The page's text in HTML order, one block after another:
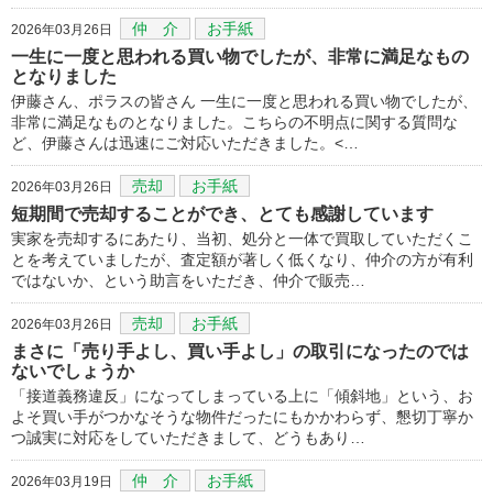
2026年03月26日 仲 介 お手紙
一生に一度と思われる買い物でしたが、非常に満足なもの
となりました
伊藤さん、ポラスの皆さん 一生に一度と思われる買い物でしたが、
非常に満足なものとなりました。こちらの不明点に関する質問な
ど、伊藤さんは迅速にご対応いただきました。<…
2026年03月26日 売却 お手紙
短期間で売却することができ、とても感謝しています
実家を売却するにあたり、当初、処分と一体で買取していただくこ
とを考えていましたが、査定額が著しく低くなり、仲介の方が有利
ではないか、という助言をいただき、仲介で販売…
2026年03月26日 売却 お手紙
まさに「売り手よし、買い手よし」の取引になったのでは
ないでしょうか
「接道義務違反」になってしまっている上に「傾斜地」という、お
よそ買い手がつかなそうな物件だったにもかかわらず、懇切丁寧か
つ誠実に対応をしていただきまして、どうもあり…
2026年03月19日 仲 介 お手紙